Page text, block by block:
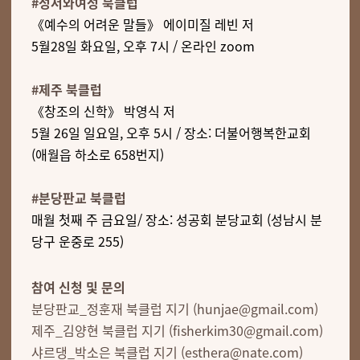
《예수의 어려운 말들》 에이미질 레빈 저
5월28일 화요일, 오후 7시 / 온라인 zoom
#제주 북클럽
《창조의 신학》 박영식 저
5월 26일 일요일, 오후 5시 / 장소: 더불어행복한교회
(애월읍 하소로 658번지)
#분당판교 북클럽
매월 첫째 주 금요일/ 장소: 성공회 분당교회 (성남시 분
당구 운중로 255)
참여 신청 및 문의
분당판교_정훈재 북클럽 지기 (hunjae@gmail.com)
제주_김양현 북클럽 지기 (fisherkim30@gmail.com)
샤르댕_박소은 북클럽 지기 (esthera@nate.com)